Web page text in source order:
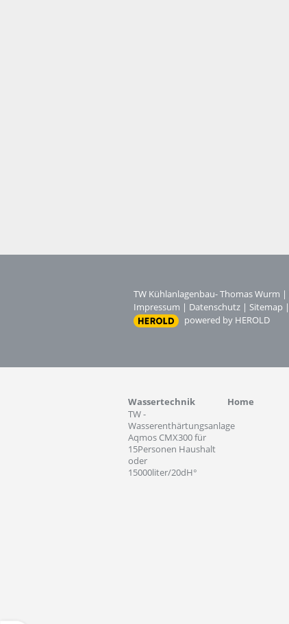
TW Kühlanlagenbau- Thomas Wurm |
Impressum | Datenschutz | Sitemap |
powered by HEROLD
Wassertechnik
TW -
Wasserenthärtungsanlage
Aqmos CMX300 für
15Personen Haushalt
oder
15000liter/20dH°
Home